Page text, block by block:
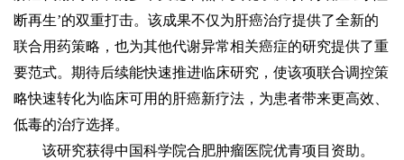
断再生’的双重打击。该成果不仅为肝癌治疗提供了全新的
联合用药策略，也为其他代谢异常相关癌症的研究提供了重
要范式。期待后续能快速推进临床研究，使该项联合调控策
略快速转化为临床可用的肝癌新疗法，为患者带来更高效、
低毒的治疗选择。
该研究获得中国科学院合肥肿瘤医院优青项目资助。